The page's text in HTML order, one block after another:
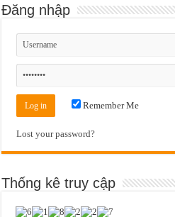
Đăng nhập
Remember Me
Lost your password?
Thống kê truy cập